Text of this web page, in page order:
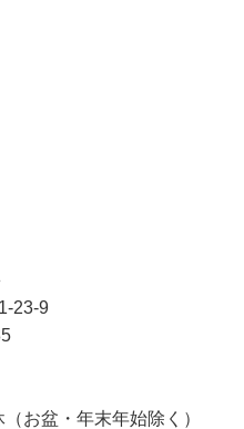
23-9
お盆・年末年始除く）